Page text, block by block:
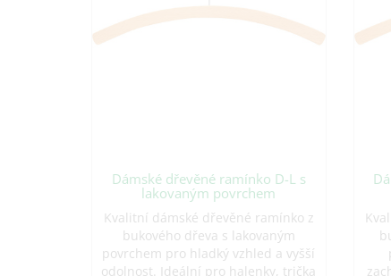
Dámské dřevěné ramínko D-L s
lakovaným povrchem
Kvalitní dámské dřevěné ramínko z
bukového dřeva s lakovaným
povrchem pro hladký vzhled a vyšší
odolnost. Ideální pro halenky, trička